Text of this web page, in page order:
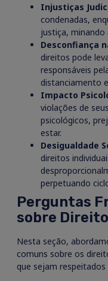
Injustiças
condenadas,
justiça, minando
Desconfiança
direitos pode
responsáveis
distanciamento
Impacto
violações de
psicológicos,
estar.
Desigualdade
direitos
perpetuando
Perguntas
sobre
Nesta seção,
comuns sobre os
que sejam